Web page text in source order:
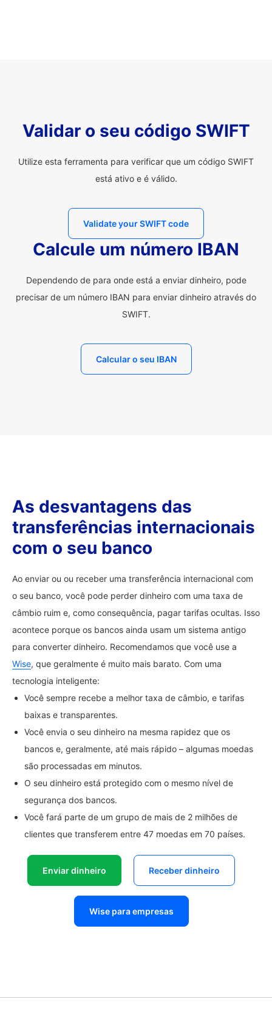
Validar o seu código SWIFT
Utilize esta ferramenta para verificar que um código SWIFT
está ativo e é válido.
Validate your SWIFT code
Calcule um número IBAN
Dependendo de para onde está a enviar dinheiro, pode
precisar de um número IBAN para enviar dinheiro através do
SWIFT.
Calcular o seu IBAN
As desvantagens das
transferências internacionais
com o seu banco
Ao enviar ou ou receber uma transferência internacional com
o seu banco, você pode perder dinheiro com uma taxa de
câmbio ruim e, como consequência, pagar tarifas ocultas. Isso
acontece porque os bancos ainda usam um sistema antigo
para converter dinheiro. Recomendamos que você use a
Wise, que geralmente é muito mais barato. Com uma
tecnologia inteligente:
Você sempre recebe a melhor taxa de câmbio, e tarifas
baixas e transparentes.
Você envia o seu dinheiro na mesma rapidez que os
bancos e, geralmente, até mais rápido – algumas moedas
são processadas em minutos.
O seu dinheiro está protegido com o mesmo nível de
segurança dos bancos.
Você fará parte de um grupo de mais de 2 milhões de
clientes que transferem entre 47 moedas em 70 países.
Enviar dinheiro Receber dinheiro
Wise para empresas